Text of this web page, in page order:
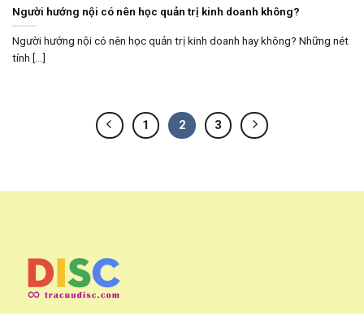
Người hướng nội có nên học quản trị kinh doanh không?
Người hướng nội có nên học quản trị kinh doanh hay không? Những nét
tính [...]
1 2 3